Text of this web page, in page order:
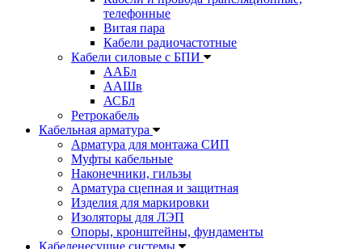
телефонные
Витая пара
Кабели радиочастотные
Кабели силовые с БПИ
ААБл
ААШв
АСБл
Ретрокабель
Кабельная арматура
Арматура для монтажа СИП
Муфты кабельные
Наконечники, гильзы
Арматура сцепная и защитная
Изделия для маркировки
Изоляторы для ЛЭП
Опоры, кронштейны, фундаменты
Кабеленесущие системы